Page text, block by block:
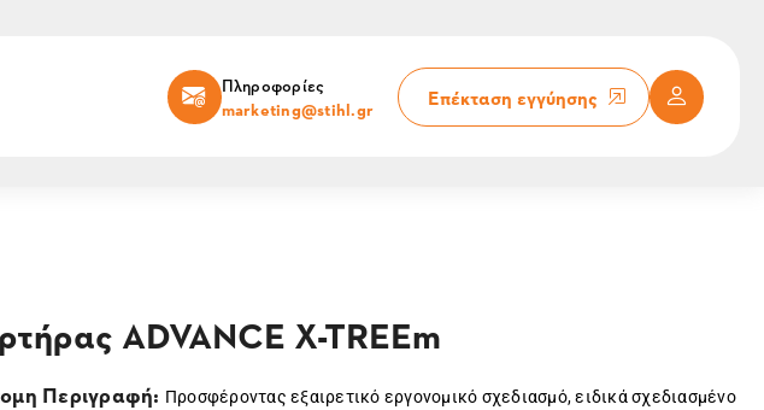
Πληροφορίες
marketing@stihl.gr
Επέκταση εγγύησης
ADVANCE X-TREEm
Περιγραφή: Προσφέροντας εξαιρετικό εργονομικό σχεδιασμό, ειδικά σχεδιασμένο